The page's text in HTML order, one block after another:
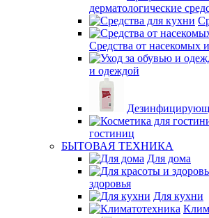
дерматологические
Средства от насекомых
и одеждой
гостиниц
БЫТОВАЯ ТЕХНИКА
Для дома
здоровья
Для кухни